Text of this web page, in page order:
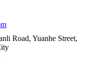
Road, Yuanhe Street,